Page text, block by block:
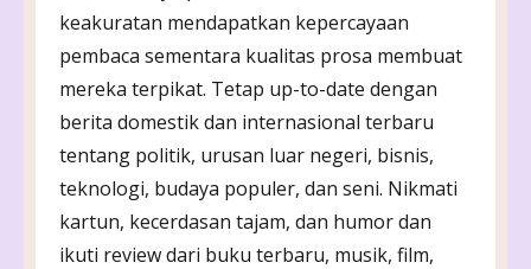
keakuratan mendapatkan kepercayaan
pembaca sementara kualitas prosa membuat
mereka terpikat. Tetap up-to-date dengan
berita domestik dan internasional terbaru
tentang politik, urusan luar negeri, bisnis,
teknologi, budaya populer, dan seni. Nikmati
kartun, kecerdasan tajam, dan humor dan
ikuti review dari buku terbaru, musik, film,